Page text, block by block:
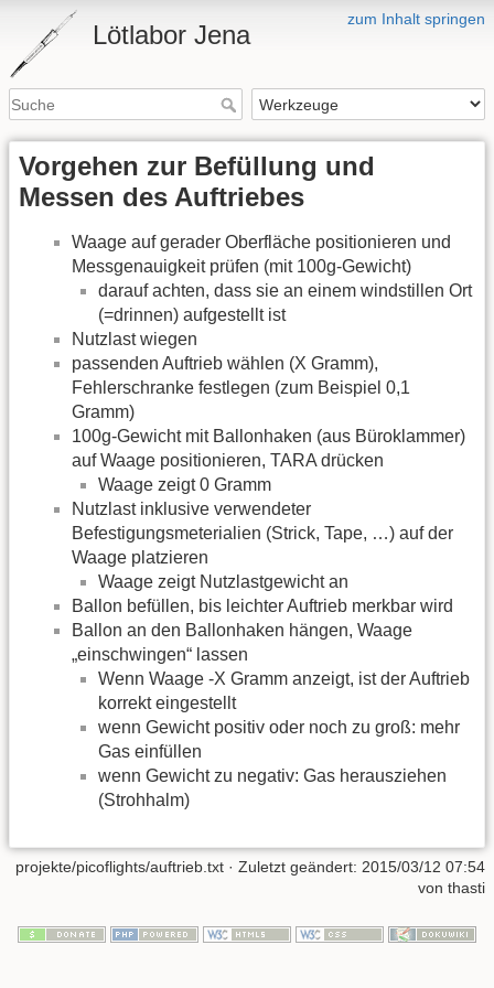
zum Inhalt springen
Lötlabor Jena
Vorgehen zur Befüllung und
Messen des Auftriebes
Waage auf gerader Oberfläche positionieren und
Messgenauigkeit prüfen (mit 100g-Gewicht)
darauf achten, dass sie an einem windstillen Ort
(=drinnen) aufgestellt ist
Nutzlast wiegen
passenden Auftrieb wählen (X Gramm),
Fehlerschranke festlegen (zum Beispiel 0,1
Gramm)
100g-Gewicht mit Ballonhaken (aus Büroklammer)
auf Waage positionieren, TARA drücken
Waage zeigt 0 Gramm
Nutzlast inklusive verwendeter
Befestigungsmeterialien (Strick, Tape, …) auf der
Waage platzieren
Waage zeigt Nutzlastgewicht an
Ballon befüllen, bis leichter Auftrieb merkbar wird
Ballon an den Ballonhaken hängen, Waage
„einschwingen“ lassen
Wenn Waage -X Gramm anzeigt, ist der Auftrieb
korrekt eingestellt
wenn Gewicht positiv oder noch zu groß: mehr
Gas einfüllen
wenn Gewicht zu negativ: Gas herausziehen
(Strohhalm)
projekte/picoflights/auftrieb.txt · Zuletzt geändert: 2015/03/12 07:54
von thasti